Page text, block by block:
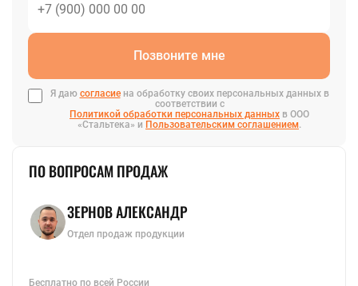
Позвоните мне
Я даю согласиена обработку своих персональных данных в
соответствии с
Политикой обработки персональных данных в ООО
«Стальтека» и Пользовательским соглашением.
ПО ВОПРОСАМ ПРОДАЖ
ЗЕРНОВ АЛЕКСАНДР
Отдел продаж продукции
Бесплатно по всей России